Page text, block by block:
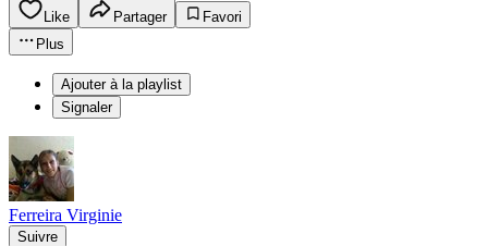
Like Partager
Favori
Plus
Ajouter à la playlist
Signaler
Ferreira Virginie
Suivre